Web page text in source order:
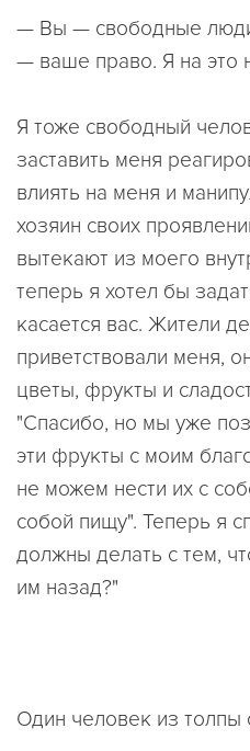
— Вы — свободные
— ваше право. Я на это
Я тоже свободный
заставить меня
влиять на меня и
хозяин своих
вытекают из моего
теперь я хотел бы
касается вас. Жители
приветствовали меня,
цветы, фрукты и
"Спасибо, но мы уже
эти фрукты с моим
не можем нести их с
собой пищу". Теперь я
должны делать с тем,
им назад?"
Один человек из толпы